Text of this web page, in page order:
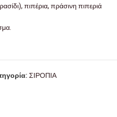
πιπέρια, πράσινη πιπεριά
ΣΙΡΟΠΙΑ